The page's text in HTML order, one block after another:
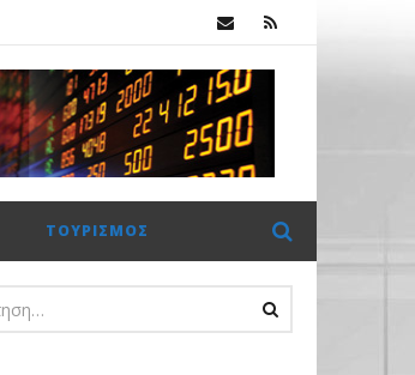
ΤΟΥΡΙΣΜΌΣ